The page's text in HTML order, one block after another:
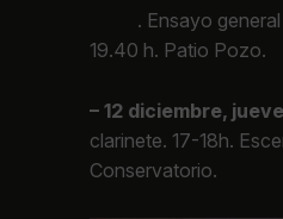
. Ensayo general
19.40 h. Patio Pozo.
– 12 diciembre,
clarinete. 17-18h.
Conservatorio.